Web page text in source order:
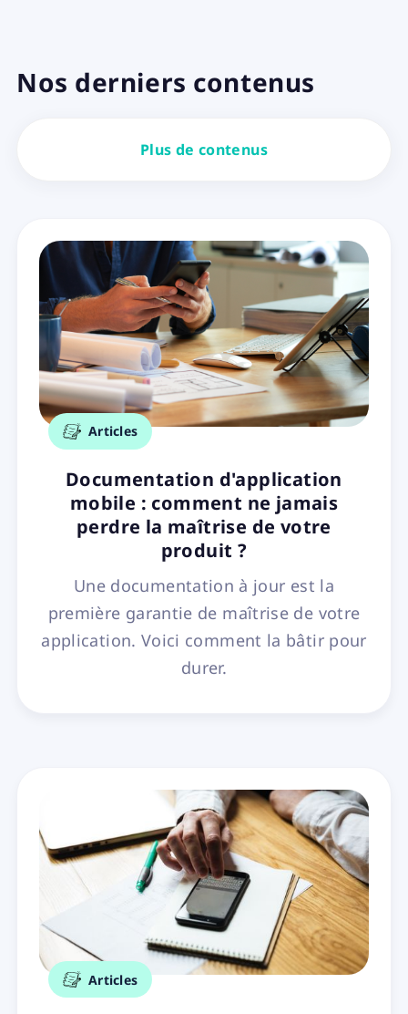
Nos derniers contenus
Plus de contenus
Articles
Documentation d'application
mobile : comment ne jamais
perdre la maîtrise de votre
produit ?
Une documentation à jour est la
première garantie de maîtrise de votre
application. Voici comment la bâtir pour
durer.
Articles